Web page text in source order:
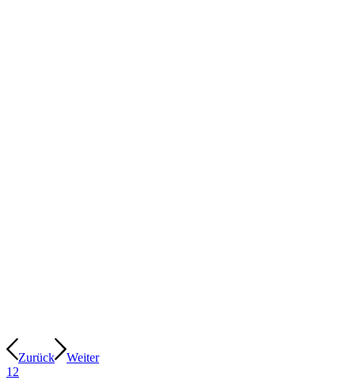
Zurück
Weiter
1 2